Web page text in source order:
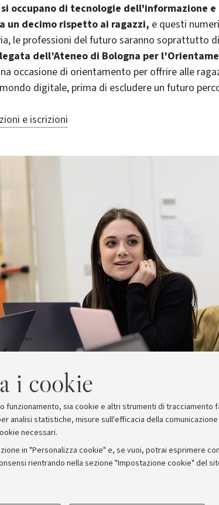
i cookie
funzionamento, sia cookie e altri strumenti di
analisi statistiche, misure sull'efficacia della
necessari.
in "Personalizza cookie" e, se vuoi, potrai esprimere
rientrando nella sezione "Impostazione cookie" del
occupano di tecnologie dell'informazione
un decimo rispetto ai ragazzi, e questi
le professioni del futuro saranno soprattutto
dell’Ateneo di Bologna per
occasione di orientamento per offrire alle
digitale, prima di escludere un futuro
e iscrizioni